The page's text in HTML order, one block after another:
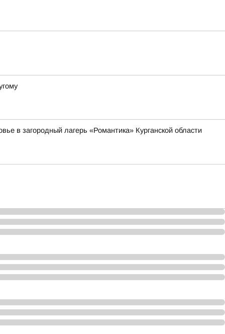
в загородный лагерь «Романтика» Курганской области